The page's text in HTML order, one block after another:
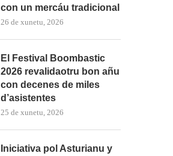
con un mercáu tradicional
26 de xunetu, 2026
El Festival Boombastic
2026 revalidaotru bon añu
con decenes de miles
d’asistentes
25 de xunetu, 2026
Iniciativa pol Asturianu y